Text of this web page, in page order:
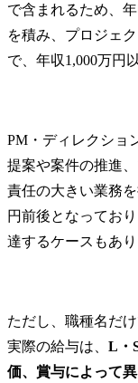
で含まれるため、
を積み、プロジェ
で、年収1,000万円
PM・ディレクショ
提案や案件の推進
責任の大きい業務
円前後となってお
達するケースもあり
ただし、職種名だ
実際の給与は、 L・
価、賞与によって